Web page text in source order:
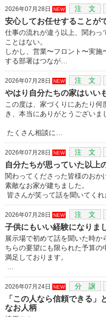
2026年07月28日 NEW 注 文
安心してお任せすることが
仕事の流れが違う以上、関わっ
ことはない。
しかし、営業〜フロント〜実
する部署はつなが…
2026年07月28日 NEW 注 文
やはり自分たちの家はいい
この度は、家づくりにあたり
き、本当にありがとうございま
たくさん相談に…
2026年07月28日 NEW 注 文
自分たちが思っていた以上
関わってくださった皆様のお
素敵なお家が建ちました。
皆さんが笑って話を聞いてく
2026年07月28日 NEW 注 文
子供にもいい経験になりま
展示場で初めて話を聞いた時か
ちらの要望にも限られた予算
満足しております。
2026年07月24日 NEW 分 譲
「この人なら信頼できる
なお人柄